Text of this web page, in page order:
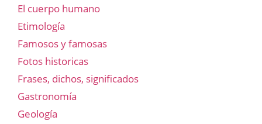
El cuerpo humano
Etimología
Famosos y famosas
Fotos historicas
Frases, dichos, significados
Gastronomía
Geología